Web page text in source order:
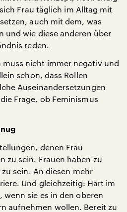
Frau täglich im Alltag mit
auch mit dem, was
und wie diese anderen über
reden.
muss nicht immer negativ und
schon, dass Rollen
Auseinandersetzungen
Frage, ob Feminismus
denen Frau
zu sein. Frauen haben zu
sein. An diesen mehr
Und gleichzeitig: Hart im
wenn sie es in den oberen
aufnehmen wollen. Bereit zu